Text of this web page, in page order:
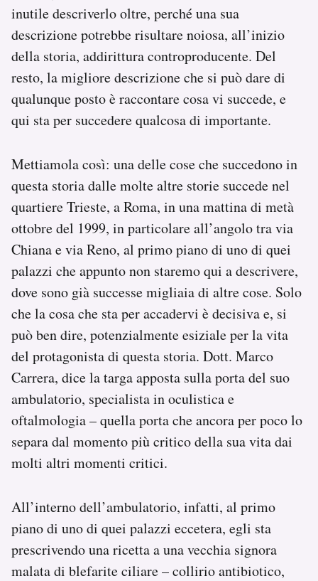
inutile descriverlo oltre, perché una sua
descrizione potrebbe risultare noiosa, all’inizio
della storia, addirittura controproducente. Del
resto, la migliore descrizione che si può dare di
qualunque posto è raccontare cosa vi succede, e
qui sta per succedere qualcosa di importante.
Mettiamola così: una delle cose che succedono in
questa storia dalle molte altre storie succede nel
quartiere Trieste, a Roma, in una mattina di metà
ottobre del 1999, in particolare all’angolo tra via
Chiana e via Reno, al primo piano di uno di quei
palazzi che appunto non staremo qui a descrivere,
dove sono già successe migliaia di altre cose. Solo
che la cosa che sta per accadervi è decisiva e, si
può ben dire, potenzialmente esiziale per la vita
del protagonista di questa storia. Dott. Marco
Carrera, dice la targa apposta sulla porta del suo
ambulatorio, specialista in oculistica e
oftalmologia – quella porta che ancora per poco lo
separa dal momento più critico della sua vita dai
molti altri momenti critici.
All’interno dell’ambulatorio, infatti, al primo
piano di uno di quei palazzi eccetera, egli sta
prescrivendo una ricetta a una vecchia signora
malata di blefarite ciliare – collirio antibiotico,